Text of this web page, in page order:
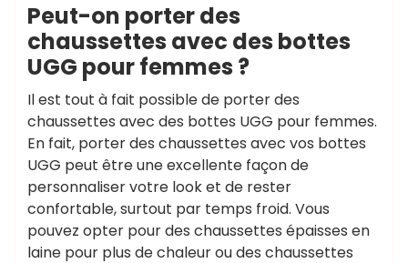
Peut-on porter des
chaussettes avec des bottes
UGG pour femmes ?
Il est tout à fait possible de porter des
chaussettes avec des bottes UGG pour femmes.
En fait, porter des chaussettes avec vos bottes
UGG peut être une excellente façon de
personnaliser votre look et de rester
confortable, surtout par temps froid. Vous
pouvez opter pour des chaussettes épaisses en
laine pour plus de chaleur ou des chaussettes